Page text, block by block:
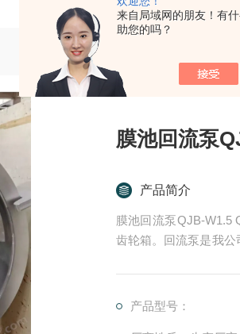
来自局域网的朋友！有
助您的吗？
当前位置：
膜池回流泵
产品简介
膜池回流泵QJB-W1.5
齿轮箱。回流泵是我
产品型号：